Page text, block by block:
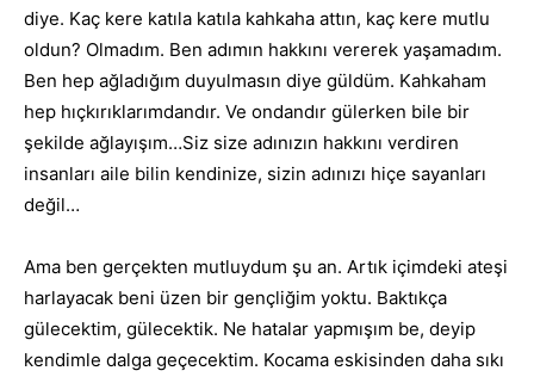
diye. Kaç kere katıla katıla kahkaha attın, kaç kere mutlu
oldun? Olmadım. Ben adımın hakkını vererek yaşamadım.
Ben hep ağladığım duyulmasın diye güldüm. Kahkaham
hep hıçkırıklarımdandır. Ve ondandır gülerken bile bir
şekilde ağlayışım…Siz size adınızın hakkını verdiren
insanları aile bilin kendinize, sizin adınızı hiçe sayanları
değil…
Ama ben gerçekten mutluydum şu an. Artık içimdeki ateşi
harlayacak beni üzen bir gençliğim yoktu. Baktıkça
gülecektim, gülecektik. Ne hatalar yapmışım be, deyip
kendimle dalga geçecektim. Kocama eskisinden daha sıkı